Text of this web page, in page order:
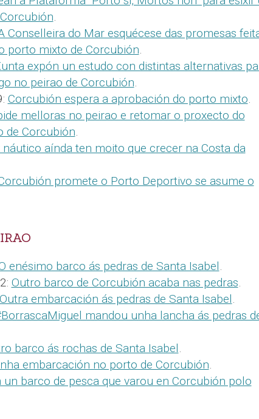
Conselleira do Mar esquécese das promesas
porto mixto de Corcubión
expón un estudo con distintas alternativas
no peirao de Corcubión
Corcubión espera a aprobación do porto mixto
melloras no peirao e retomar o proxecto do
de Corcubión
náutico aínda ten moito que crecer na Costa da
promete o Porto Deportivo se asume o
enésimo barco ás pedras de Santa Isabel
Outro barco de Corcubión acaba nas pedras
Outra embarcación ás pedras de Santa Isabel
mandou unha lancha ás pedras
barco ás rochas de Santa Isabel
embarcación no porto de Corcubión
un barco de pesca que varou en Corcubión polo